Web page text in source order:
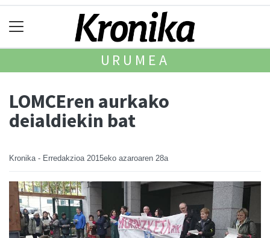
URUMEA
LOMCEren aurkako
deialdiekin bat
Kronika - Erredakzioa 2015eko azaroaren 28a